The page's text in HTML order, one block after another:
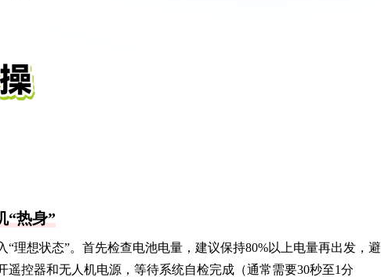
“热身”
理想状态”。首先检查电池电量，建议保持80%以上电量再出发，避
控器和无人机电源，等待系统自检完成（通常需要30秒至1分